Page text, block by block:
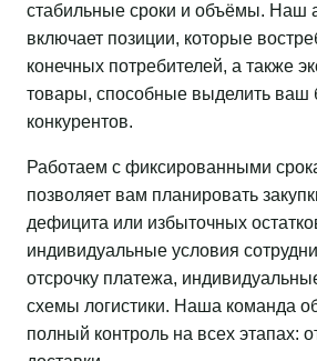
стабильные сроки и объёмы. Наш
включает позиции, которые
конечных потребителей, а также
товары, способные выделить ваш
конкурентов.
Работаем с фиксированными
позволяет вам планировать
дефицита или избыточных
индивидуальные условия
отсрочку платежа,
схемы логистики. Наша команда
полный контроль на всех этапах: